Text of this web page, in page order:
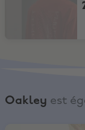
Oakley est